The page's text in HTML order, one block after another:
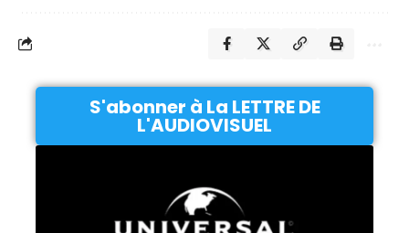
S'abonner à La LETTRE DE
L'AUDIOVISUEL